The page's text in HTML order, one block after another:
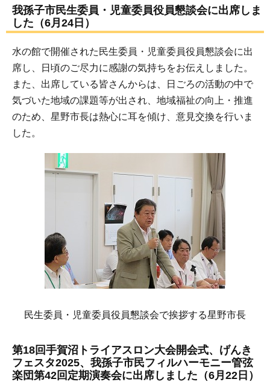
我孫子市民生委員・児童委員役員懇談会に出席しま
した（6月24日）
水の館で開催された民生委員・児童委員役員懇談会に出
席し、日頃のご尽力に感謝の気持ちをお伝えしました。
また、出席している皆さんからは、日ごろの活動の中で
気づいた地域の課題等が出され、地域福祉の向上・推進
のため、星野市長は熱心に耳を傾け、意見交換を行いま
した。
民生委員・児童委員役員懇談会で挨拶する星野市長
第18回手賀沼トライアスロン大会開会式、げんき
フェスタ2025、我孫子市民フィルハーモニー管弦
楽団第42回定期演奏会に出席しました（6月22日）